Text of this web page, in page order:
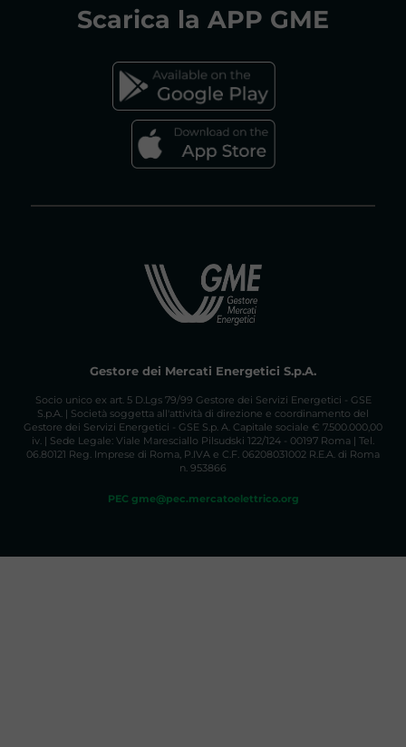
FAQs MERCATO ELETTRICO
Scarica la APP GME
Gestore dei Mercati Energetici S.p.A.
Socio unico ex art. 5 D.Lgs 79/99 Gestore dei Servizi Energetici - GSE
S.p.A. | Società soggetta all'attività di direzione e coordinamento del
Gestore dei Servizi Energetici - GSE S.p. A. Capitale sociale € 7.500.000,00
iv. | Sede Legale: Viale Maresciallo Pilsudski 122/124 - 00197 Roma | Tel.
06.80121 Reg. Imprese di Roma, P.IVA e C.F. 06208031002 R.E.A. di Roma
n. 953866
PEC gme@pec.mercatoelettrico.org